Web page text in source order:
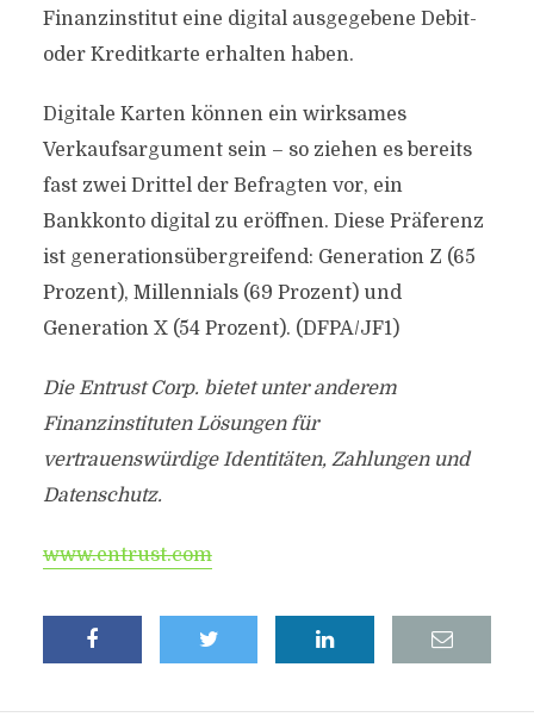
Finanzinstitut eine digital ausgegebene Debit-
oder Kreditkarte erhalten haben.
Digitale Karten können ein wirksames
Verkaufsargument sein – so ziehen es bereits
fast zwei Drittel der Befragten vor, ein
Bankkonto digital zu eröffnen. Diese Präferenz
ist generationsübergreifend: Generation Z (65
Prozent), Millennials (69 Prozent) und
Generation X (54 Prozent). (DFPA/JF1)
Die Entrust Corp. bietet unter anderem
Finanzinstituten Lösungen für
vertrauenswürdige Identitäten, Zahlungen und
Datenschutz.
www.entrust.com